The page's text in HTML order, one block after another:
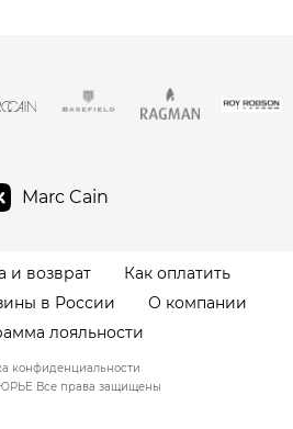
Marc Cain
и возврат
Как оплатить
в России
О компании
лояльности
Все права защищены
конфиденциальности